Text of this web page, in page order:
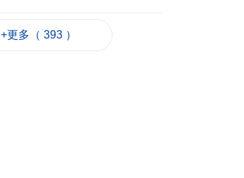
扶”筆試存在作弊犯罪
+更多（ 393 ）